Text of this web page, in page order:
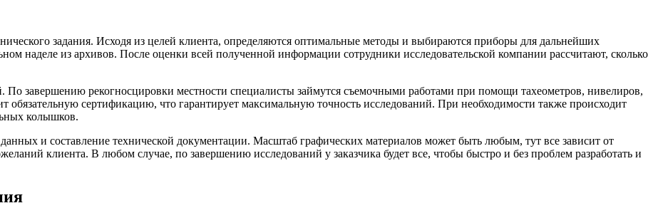
задания. Исходя из целей клиента, определяются оптимальные методы и выбираются приборы для дальнейших
наделе из архивов. После оценки всей полученной информации сотрудники исследовательской компании рассчитают, сколько
завершению рекогносцировки местности специалисты займутся съемочными работами при помощи тахеометров, нивелиров,
обязательную сертификацию, что гарантирует максимальную точность исследований. При необходимости также происходит
колышков.
и составление технической документации. Масштаб графических материалов может быть любым, тут все зависит от
клиента. В любом случае, по завершению исследований у заказчика будет все, чтобы быстро и без проблем разработать и